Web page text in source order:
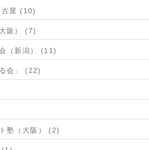
古屋 (10)
阪） (7)
（新潟） (11)
会」 (22)
塾（大阪） (2)